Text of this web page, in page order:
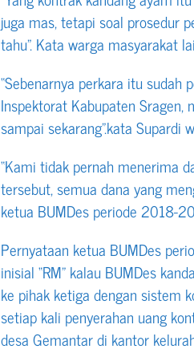
juga mas, tetapi soal prosedur
tahu”. Kata warga masyarakat
“Sebenarnya perkara itu sudah
Inspektorat Kabupaten
sampai sekarang”.kata
“Kami tidak pernah menerima
tersebut, semua dana yang
ketua BUMDes periode 2018-
Pernyataan ketua BUMDes
inisial “RM” kalau BUMDes
ke pihak ketiga dengan sistem
setiap kali penyerahan uang
desa Gemantar di kantor